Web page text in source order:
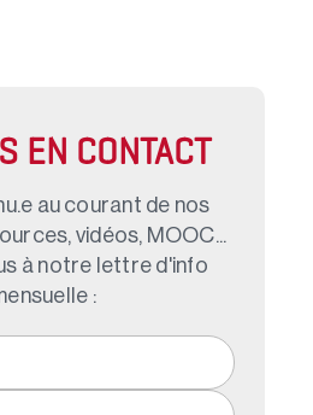
EN CONTACT
au courant de nos
vidéos, MOOC...
à notre lettre d'info
: